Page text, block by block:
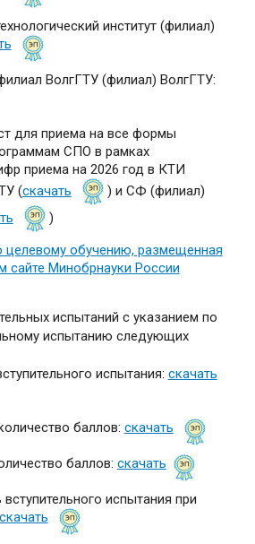
институт (филиал)
ВолгГТУ (филиал) ВолгГТУ:
для приема на все формы
СПО в рамках
приема на 2026 год в КТИ
(скачать
) и СФ (филиал)
)
целевому обучению, размещенная
сайте Минобрнауки России
испытаний с указанием по
испытанию следующих
испытания: скачать
баллов: скачать
баллов: скачать
вступительного испытания при
скачать